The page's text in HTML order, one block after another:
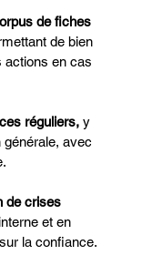
de fiches
de bien
actions en cas
réguliers, y
avec
de crises
et en
la confiance.​